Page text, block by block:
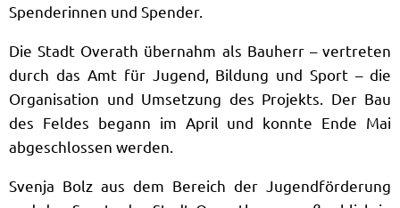
Spenderinnen und Spender.
Die Stadt Overath übernahm als Bauherr – vertreten
durch das Amt für Jugend, Bildung und Sport – die
Organisation und Umsetzung des Projekts. Der Bau
des Feldes begann im April und konnte Ende Mai
abgeschlossen werden.
Svenja Bolz aus dem Bereich der Jugendförderung